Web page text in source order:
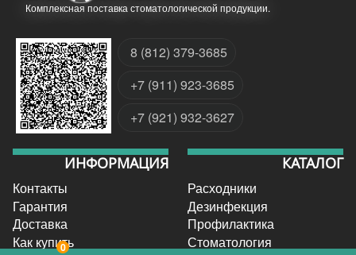
Комплексная поставка стоматологической продукции.
8 (812) 379-3685
+7 (911) 923-3685
+7 (921) 932-3627
ИНФОРМАЦИЯ
Контакты
Гарантия
Доставка
Как купить
КАТАЛОГ
Расходники
Дезинфекция
Профилактика
Стоматология
0